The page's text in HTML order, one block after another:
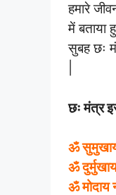
हमारे
में बताया
सुबह छः
छः मंत्र
ॐ
ॐ
ॐ मोदाय